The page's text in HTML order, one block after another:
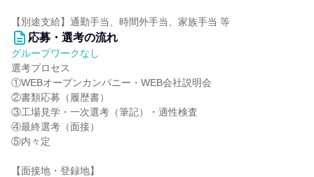
【別途支給】通勤手当、時間外手当、家族手当 等
応募・選考の流れ
グループワークなし
選考プロセス
①WEBオープンカンパニー・WEB会社説明会
②書類応募（履歴書）
③工場見学・一次選考（筆記）・適性検査
④最終選考（面接）
⑤内々定
【面接地・登録地】